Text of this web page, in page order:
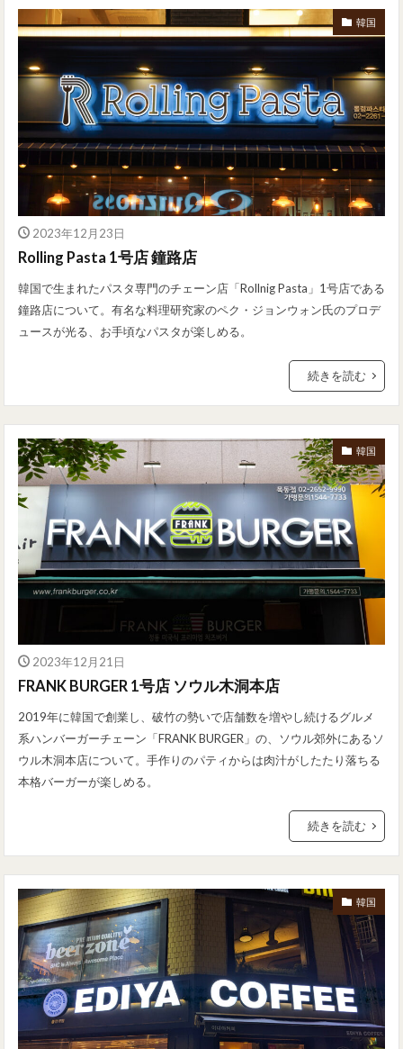
韓国
2023年12月23日
Rolling Pasta 1号店 鐘路店
韓国で生まれたパスタ専門のチェーン店「Rollnig Pasta」1号店である
鐘路店について。有名な料理研究家のペク・ジョンウォン氏のプロデ
ュースが光る、お手頃なパスタが楽しめる。
続きを読む
韓国
2023年12月21日
FRANK BURGER 1号店 ソウル木洞本店
2019年に韓国で創業し、破竹の勢いで店舗数を増やし続けるグルメ
系ハンバーガーチェーン「FRANK BURGER」の、ソウル郊外にあるソ
ウル木洞本店について。手作りのパティからは肉汁がしたたり落ちる
本格バーガーが楽しめる。
続きを読む
韓国